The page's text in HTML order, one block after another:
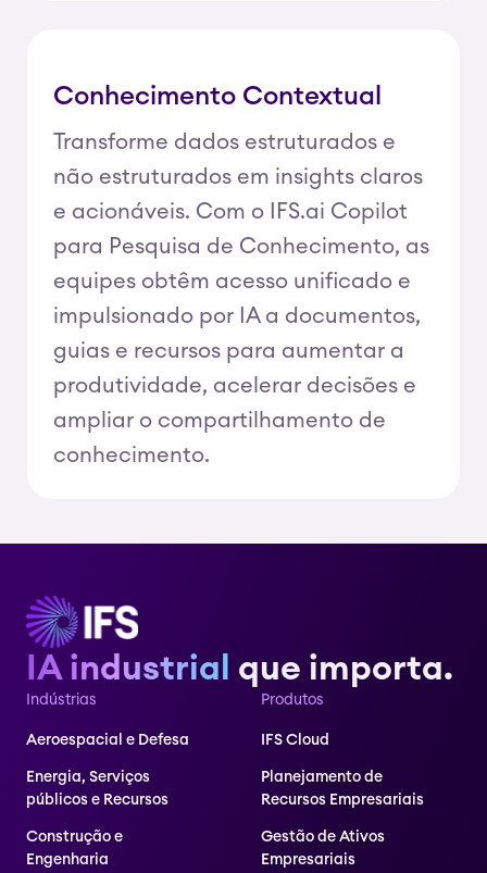
Conhecimento Contextual
Transforme dados estruturados e
não estruturados em insights claros
e acionáveis. Com o IFS.ai Copilot
para Pesquisa de Conhecimento, as
equipes obtêm acesso unificado e
impulsionado por IA a documentos,
guias e recursos para aumentar a
produtividade, acelerar decisões e
ampliar o compartilhamento de
conhecimento.
IA industrial que importa.
Indústrias
Aeroespacial e Defesa
Energia, Serviços
públicos e Recursos
Construção e
Engenharia
Produtos
IFS Cloud
Planejamento de
Recursos Empresariais
Gestão de Ativos
Empresariais